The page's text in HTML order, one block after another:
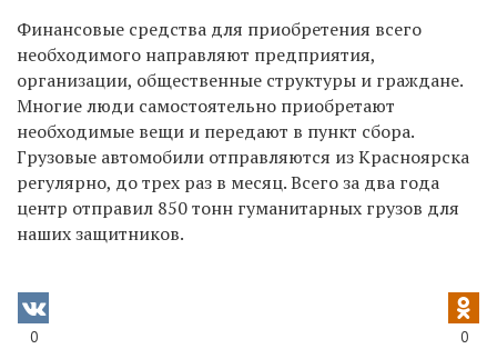
Финансовые средства для приобретения всего
необходимого направляют предприятия,
организации, общественные структуры и граждане.
Многие люди самостоятельно приобретают
необходимые вещи и передают в пункт сбора.
Грузовые автомобили отправляются из Красноярска
регулярно, до трех раз в месяц. Всего за два года
центр отправил 850 тонн гуманитарных грузов для
наших защитников.
0 0